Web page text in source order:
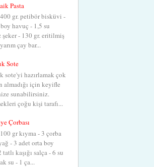
Pasta
gr. petibör bisküvi -
havuç - 1,5 su
şeker - 130 gr. eritilmiş
çay bar...
Sote
sote'yi hazırlamak çok
almadığı için keyifle
sunabilirsiniz.
çoğu kişi tarafı...
Çorbası
gr kıyma - 3 çorba
- 3 adet orta boy
kaşığı salça - 6 su
su - 1 ça...